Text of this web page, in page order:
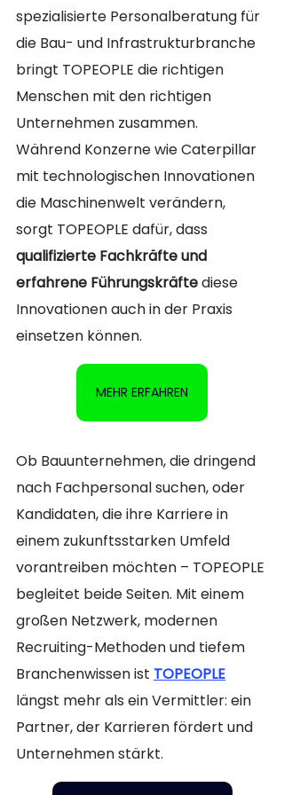
spezialisierte Personalberatung für
die Bau- und Infrastrukturbranche
bringt TOPEOPLE die richtigen
Menschen mit den richtigen
Unternehmen zusammen.
Während Konzerne wie Caterpillar
mit technologischen Innovationen
die Maschinenwelt verändern,
sorgt TOPEOPLE dafür, dass
qualifizierte Fachkräfte und
erfahrene Führungskräfte diese
Innovationen auch in der Praxis
einsetzen können.
MEHR ERFAHREN
Ob Bauunternehmen, die dringend
nach Fachpersonal suchen, oder
Kandidaten, die ihre Karriere in
einem zukunftsstarken Umfeld
vorantreiben möchten – TOPEOPLE
begleitet beide Seiten. Mit einem
großen Netzwerk, modernen
Recruiting-Methoden und tiefem
Branchenwissen ist TOPEOPLE
längst mehr als ein Vermittler: ein
Partner, der Karrieren fördert und
Unternehmen stärkt.